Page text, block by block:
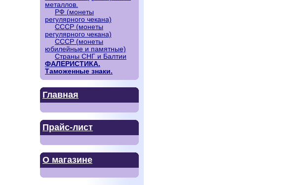
металлов.
РФ (монеты
регулярного чекана)
СССР (монеты
регулярного чекана)
СССР (монеты
юбилейные и памятные)
Страны СНГ и Балтии
ФАЛЕРИСТИКА.
Таможенные знаки.
Главная
Прайс-лист
О магазине